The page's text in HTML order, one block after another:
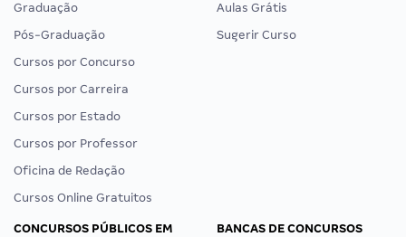
Graduação
Pós-Graduação
Cursos por Concurso
Cursos por Carreira
Cursos por Estado
Cursos por Professor
Oficina de Redação
Cursos Online Gratuitos
Aulas Grátis
Sugerir Curso
CONCURSOS PÚBLICOS EM
BANCAS DE CONCURSOS